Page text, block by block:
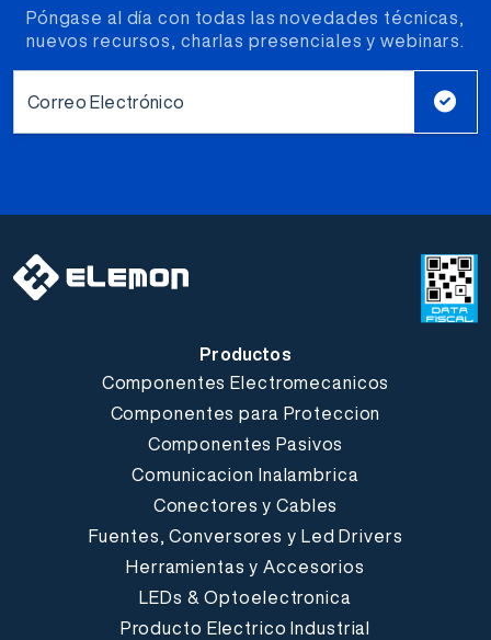
Póngase al día con todas las novedades técnicas,
nuevos recursos, charlas presenciales y webinars.
Correo Electrónico
Productos
Componentes Electromecanicos
Componentes para Proteccion
Componentes Pasivos
Comunicacion Inalambrica
Conectores y Cables
Fuentes, Conversores y Led Drivers
Herramientas y Accesorios
LEDs & Optoelectronica
Producto Electrico Industrial